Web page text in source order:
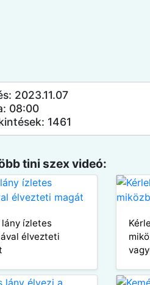
2023.11.07
08:00
1461
tini szex videó:
ízletes
élvezteti